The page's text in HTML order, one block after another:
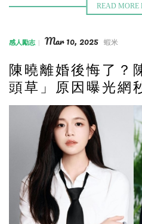
感人勵志 Mar 10, 2025 蝦米
陳曉離婚後悔了？
頭草」原因曝光網